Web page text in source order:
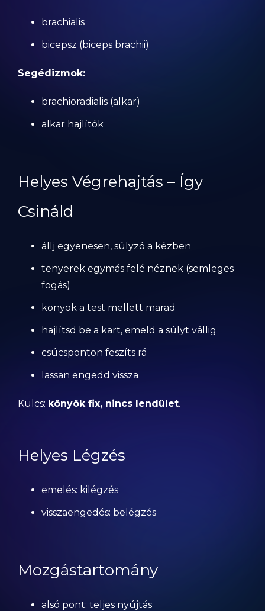
brachialis
bicepsz (biceps brachii)
Segédizmok:
brachioradialis (alkar)
alkar hajlítók
Helyes Végrehajtás – Így
Csináld
állj egyenesen, súlyzó a kézben
tenyerek egymás felé néznek (semleges
fogás)
könyök a test mellett marad
hajlítsd be a kart, emeld a súlyt vállig
csúcsponton feszíts rá
lassan engedd vissza
Kulcs: könyök fix, nincs lendület.
Helyes Légzés
emelés: kilégzés
visszaengedés: belégzés
Mozgástartomány
alsó pont: teljes nyújtás